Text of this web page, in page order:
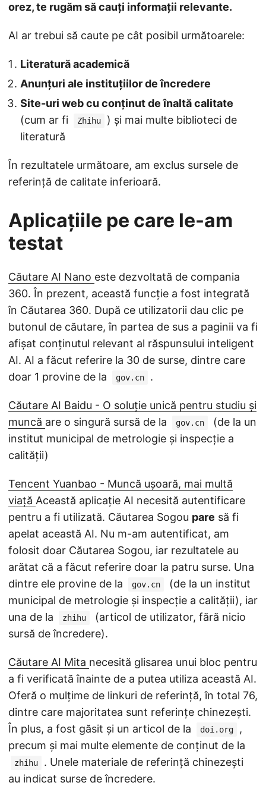
orez, te rugăm să cauți informații relevante.
AI ar trebui să caute pe cât posibil următoarele:
Literatură academică
Anunțuri ale instituțiilor de încredere
Site-uri web cu conținut de înaltă calitate
(cum ar fi
Zhihu
) și mai multe biblioteci de
literatură
În rezultatele următoare, am exclus sursele de
referință de calitate inferioară.
Aplicațiile pe care le-am
testat
Căutare AI Nano este dezvoltată de compania
360. În prezent, această funcție a fost integrată
în Căutarea 360. După ce utilizatorii dau clic pe
butonul de căutare, în partea de sus a paginii va fi
afișat conținutul relevant al răspunsului inteligent
AI. AI a făcut referire la 30 de surse, dintre care
doar 1 provine de la
gov.cn .
Căutare AI Baidu - O soluție unică pentru studiu și
muncă are o singură sursă de la gov.cn
(de la un
institut municipal de metrologie și inspecție a
calității)
Tencent Yuanbao - Muncă ușoară, mai multă
viață Această aplicație AI necesită autentificare
pentru a fi utilizată. Căutarea Sogou pare să fi
apelat această AI. Nu m-am autentificat, am
folosit doar Căutarea Sogou, iar rezultatele au
arătat că a făcut referire doar la patru surse. Una
dintre ele provine de la
gov.cn
(de la un institut
municipal de metrologie și inspecție a calității), iar
una de la
zhihu
(articol de utilizator, fără nicio
sursă de încredere).
Căutare AI Mita necesită glisarea unui bloc pentru
a fi verificată înainte de a putea utiliza această AI.
Oferă o mulțime de linkuri de referință, în total 76,
dintre care majoritatea sunt referințe chinezești.
În plus, a fost găsit și un articol de la
doi.org
,
precum și mai multe elemente de conținut de la
zhihu
. Unele materiale de referință chinezești
au indicat surse de încredere.